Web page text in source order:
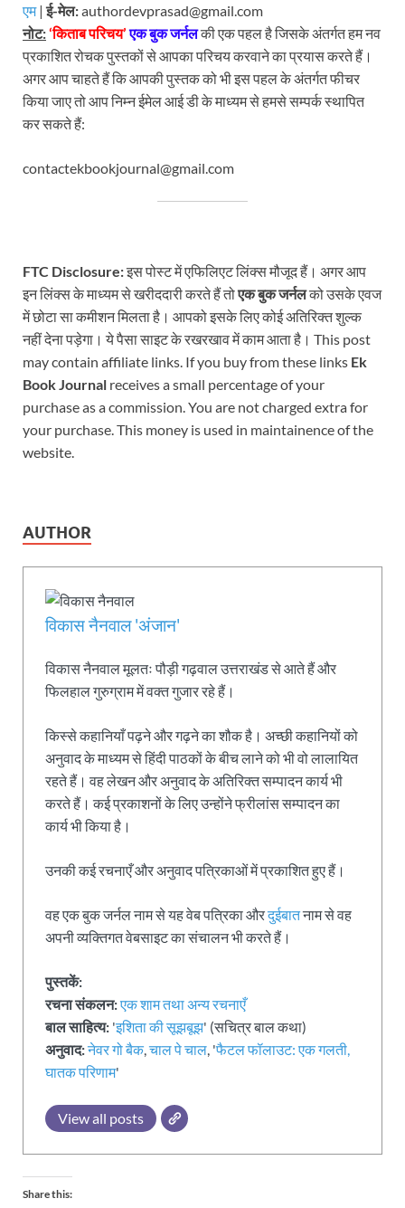
एम|ई-मेल:authordevprasad@gmail.com
नोट:‘किताब परिचय’ एक बुक जर्नलकी एक पहल है जिसके अंतर्गत हम नव
प्रकाशित रोचक पुस्तकों से आपका परिचय करवाने का प्रयास करते हैं।
अगर आप चाहते हैं कि आपकी पुस्तक को भी इस पहल के अंतर्गत फीचर
किया जाए तो आप निम्न ईमेल आई डी के माध्यम से हमसे सम्पर्क स्थापित
कर सकते हैं:
contactekbookjournal@gmail.com
FTC Disclosure:इस पोस्ट में एफिलिएट लिंक्स मौजूद हैं। अगर आप
इन लिंक्स के माध्यम से खरीददारी करते हैं तोएक बुक जर्नलको उसके एवज
में छोटा सा कमीशन मिलता है। आपको इसके लिए कोई अतिरिक्त शुल्क
नहीं देना पड़ेगा। ये पैसा साइट के रखरखाव में काम आता है। This post
may contain affiliate links. If you buy from these links Ek
Book Journal receives a small percentage of your
purchase as a commission. You are not charged extra for
your purchase. This money is used in maintainence of the
website.
AUTHOR
विकास नैनवाल 'अंजान'
विकास नैनवाल मूलतः पौड़ी गढ़वाल उत्तराखंड से आते हैं और
फिलहाल गुरुग्राम में वक्त गुजार रहे हैं।
किस्से कहानियाँ पढ़ने और गढ़ने का शौक है। अच्छी कहानियों को
अनुवाद के माध्यम से हिंदी पाठकों के बीच लाने को भी वो लालायित
रहते हैं। वह लेखन और अनुवाद के अतिरिक्त सम्पादन कार्य भी
करते हैं। कई प्रकाशनों के लिए उन्होंने फ्रीलांस सम्पादन का
कार्य भी किया है।
उनकी कई रचनाएँ और अनुवाद पत्रिकाओं में प्रकाशित हुए हैं।
वह एक बुक जर्नल नाम से यह वेब पत्रिका औरदुईबातनाम से वह
अपनी व्यक्तिगत वेबसाइट का संचालन भी करते हैं।
पुस्तकें:
रचना संकलन:एक शाम तथा अन्य रचनाएँ
बाल साहित्य: 'इशिता की सूझबूझ' (सचित्र बाल कथा)
अनुवाद:नेवर गो बैक,चाल पे चाल, 'फैटल फॉलाउट: एक गलती,
घातक परिणाम'
View all posts
Share this: